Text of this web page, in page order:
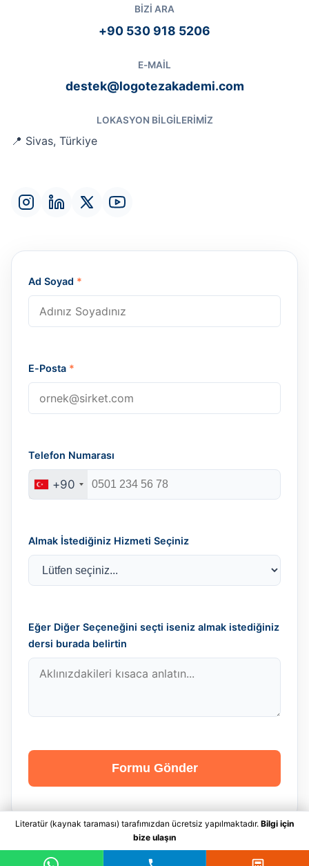
BIZI ARA
+90 530 918 5206
E-MAIL
destek@logotezakademi.com
LOKASYON BILGILERIMIZ
📍 Sivas, Türkiye
Ad Soyad *
E-Posta *
Telefon Numarası
+90
Almak İstediğiniz Hizmeti Seçiniz
Eğer Diğer Seçeneğini seçti iseniz almak istediğiniz
dersi burada belirtin
Formu Gönder
Literatür (kaynak taraması) tarafımızdan ücretsiz yapılmaktadır. Bilgi için
bize ulaşın